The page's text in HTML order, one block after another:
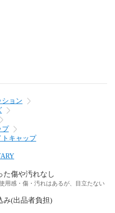
ション
プ
トキャップ
た傷や汚れなし
用感・傷・汚れはあるが、目立たない
み(出品者負担)